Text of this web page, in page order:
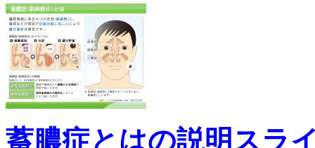
蓄膿症とはの説明スラ